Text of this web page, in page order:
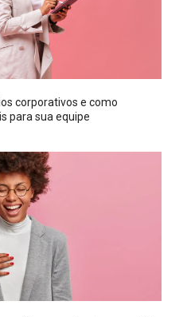
corporativos e como
para sua equipe